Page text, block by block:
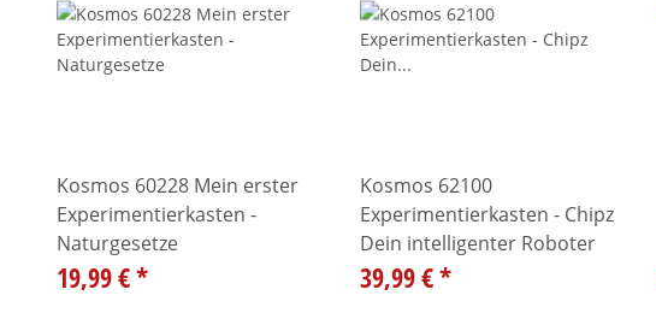
Kosmos 60228 Mein erster
Experimentierkasten -
Naturgesetze
19,99 €*
Kosmos 62100
Experimentierkasten - Chipz
Dein intelligenter Roboter
39,99 €*